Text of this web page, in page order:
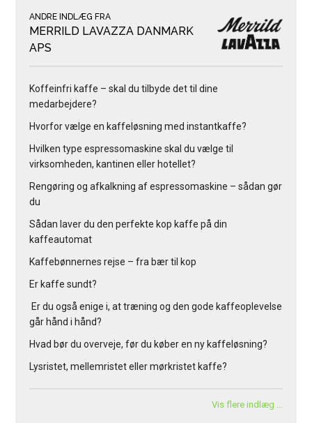
ANDRE INDLÆG FRA
MERRILD LAVAZZA DANMARK
APS
Koffeinfri kaffe – skal du tilbyde det til dine
medarbejdere?
Hvorfor vælge en kaffeløsning med instantkaffe?
Hvilken type espressomaskine skal du vælge til
virksomheden, kantinen eller hotellet?
Rengøring og afkalkning af espressomaskine – sådan gør
du
Sådan laver du den perfekte kop kaffe på din
kaffeautomat
Kaffebønnernes rejse – fra bær til kop
Er kaffe sundt?
Er du også enige i, at træning og den gode kaffeoplevelse
går hånd i hånd?
Hvad bør du overveje, før du køber en ny kaffeløsning?
Lysristet, mellemristet eller mørkristet kaffe?
Vis flere indlæg …